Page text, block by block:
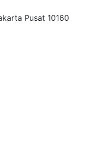
Pusat 10160